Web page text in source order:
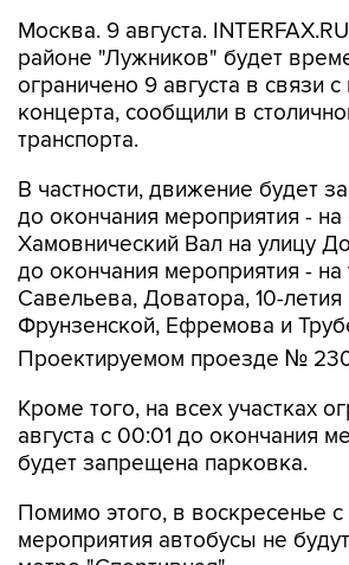
Москва. 9 августа.
районе "Лужников" будет
ограничено 9 августа в связи
концерта, сообщили в
транспорта.
В частности, движение будет
до окончания мероприятия -
Хамовнический Вал на улицу
до окончания мероприятия - на
Савельева, Доватора, 10-
Фрунзенской, Ефремова и
Проектируемом проезде №
Кроме того, на всех участках
августа с 00:01 до окончания
будет запрещена парковка.
Помимо этого, в воскресенье
мероприятия автобусы не